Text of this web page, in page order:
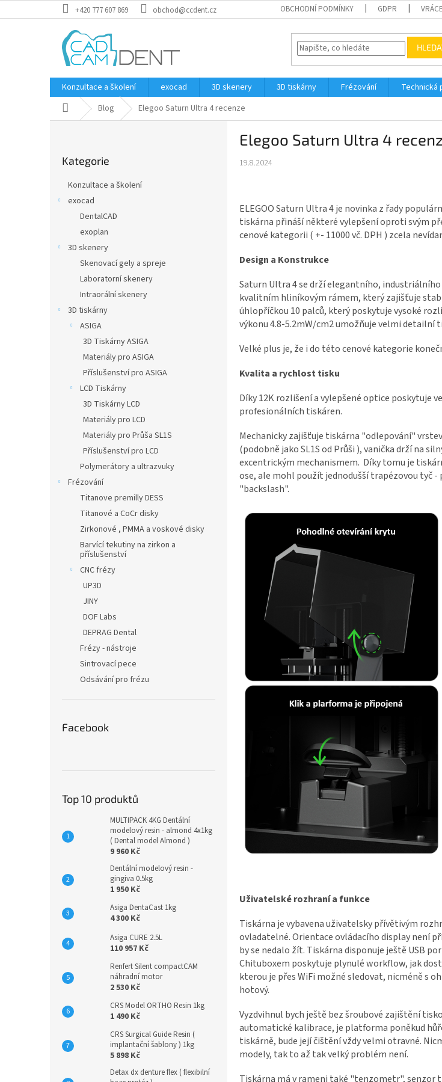
na
+420 777 607 869 obchod@ccdent.cz OBCHODNÍ PODMÍNKY GDPR
Konzultace a školení exocad 3D skenery 3D tiskárny Frézování Technická
Domů Blog Elegoo Saturn Ultra 4 recenze
kategorie
Kategorie
Konzultace a školení
exocad
DentalCAD
exoplan
3D skenery
Skenovací gely a spreje
Laboratorní skenery
Intraorální skenery
3D tiskárny
ASIGA
3D Tiskárny ASIGA
Materiály pro ASIGA
Příslušenství pro ASIGA
LCD Tiskárny
3D Tiskárny LCD
Materiály pro LCD
Materiály pro Průša SL1S
Příslušenství pro LCD
Polymerátory a ultrazvuky
Frézování
Titanove premilly DESS
Titanové a CoCr disky
Zirkonové , PMMA a voskové disky
Barvící tekutiny na zirkon a
příslušenství
CNC frézy
UP3D
JINY
DOF Labs
DEPRAG Dental
Frézy - nástroje
Sintrovací pece
Odsávání pro frézu
Facebook
Top 10 produktů
MULTIPACK 4KG Dentální
modelový resin - almond 4x1kg
( Dental model Almond )
9 960 Kč
Dentální modelový resin -
gingiva 0.5kg
1 950 Kč
Asiga DentaCast 1kg
4 300 Kč
Asiga CURE 2.5L
110 957 Kč
Renfert Silent compactCAM
náhradní motor
2 530 Kč
CRS Model ORTHO Resin 1kg
1 490 Kč
CRS Surgical Guide Resin (
implantační šablony ) 1kg
5 898 Kč
Detax dx denture flex ( flexibilní
Elegoo Saturn Ultra 4
19.8.2024
ELEGOO Saturn Ultra 4 je novinka z řady
tiskárna přináší některé vylepšení oproti svým
cenové kategorii ( +- 11000 vč. DPH ) zcela
Design a Konstrukce
Saturn Ultra 4 se drží elegantního, industriálního
kvalitním hliníkovým rámem, který zajišťuje
úhlopříčkou 10 palců, který poskytuje vysoké
výkonu 4.8-5.2mW/cm2 umožňuje velmi detailní
Velké plus je, že i do této cenové kategorie
Kvalita a rychlost tisku
Díky 12K rozlišení a vylepšené optice poskytuje
profesionálních tiskáren.
Mechanicky zajišťuje tiskárna "odlepování"
(podobně jako SL1S od Průši ), vanička drží na
excentrickým mechanismem. Díky tomu je
ose, ale mohl použít jednodušší trapézovou tyč
"backslash".
Uživatelské rozhraní a funkce
Tiskárna je vybavena uživatelsky přívětivým
ovladatelné. Orientace ovládacího display není
by se nedalo žít. Tiskárna disponuje ještě USB
Chituboxem poskytuje plynulé workflow, jak
kterou je přes WiFi možné sledovat, nicméně s
hotový.
Vyzdvihnul bych ještě bez šroubové zajištění
automatické kalibrace, je platforma poněkud
tiskárně, bude její čištění vždy velmi otravné.
modely, tak to až tak velký problém není.
Tiskárna má v rameni také "tenzometr", senzor